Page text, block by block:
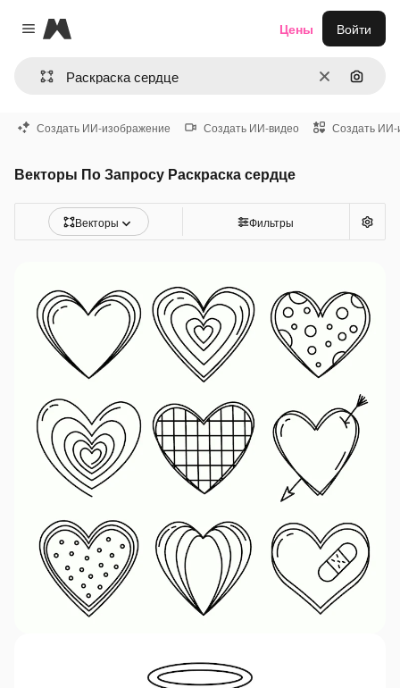
Close menu
Magnific
ОчиститьПоиск
Цены Войти
Создать ИИ-изображение Создать ИИ-видео Создать ИИ-
Векторы По Запросу Раскраска сердце
Векторы Фильтры